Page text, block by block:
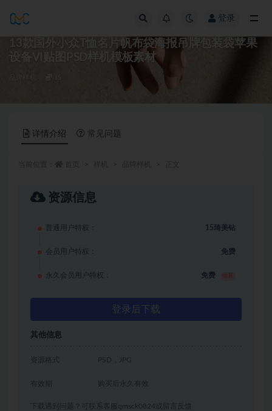
登录
13款国外小众T恤名片帆布袋海报吊牌包装袋苹果
设备VI贴图PSD样机模板素材
详情介绍 常见问题
资源信息
普通用户特权： 15琦美钻
会员用户特权： 免费
永久会员用户特权： 免费
登录后下载
其他信息
资源格式 PSD，JPG
有效期 购买后永久有效
下载遇到问题？可联系客服qmsck0824或留言反馈